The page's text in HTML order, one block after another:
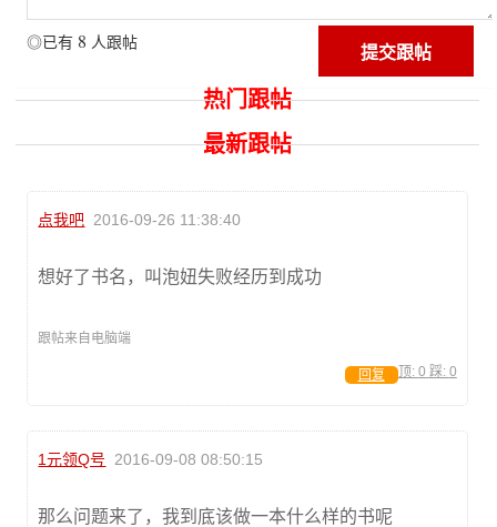
◎已有 8 人跟帖
热门跟帖
最新跟帖
点我吧 2016-09-26 11:38:40
想好了书名，叫泡妞失败经历到成功
跟帖来自电脑端
顶: 0 踩: 0
回复
1元领Q号 2016-09-08 08:50:15
那么问题来了，我到底该做一本什么样的书呢